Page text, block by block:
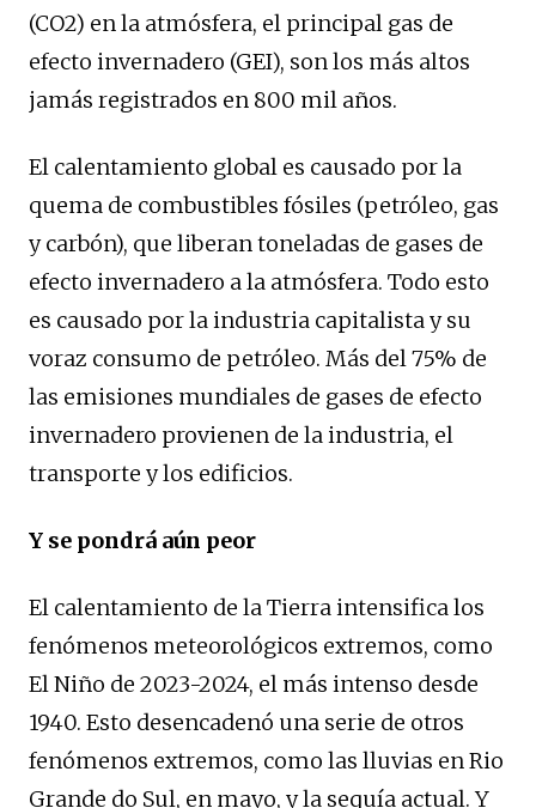
(CO2) en la atmósfera, el principal gas de
efecto invernadero (GEI), son los más altos
jamás registrados en 800 mil años.
El calentamiento global es causado por la
quema de combustibles fósiles (petróleo, gas
y carbón), que liberan toneladas de gases de
efecto invernadero a la atmósfera. Todo esto
es causado por la industria capitalista y su
voraz consumo de petróleo. Más del 75% de
las emisiones mundiales de gases de efecto
invernadero provienen de la industria, el
transporte y los edificios.
Y se pondrá aún peor
El calentamiento de la Tierra intensifica los
fenómenos meteorológicos extremos, como
El Niño de 2023-2024, el más intenso desde
1940. Esto desencadenó una serie de otros
fenómenos extremos, como las lluvias en Rio
Grande do Sul, en mayo, y la sequía actual. Y